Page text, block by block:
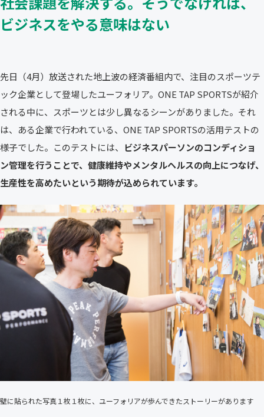
ビジネスをやる意味はない
先日（4月）放送された地上波の経済番組内で、注目のスポーツテ
ック企業として登場したユーフォリア。ONE TAP SPORTSが紹介
される中に、スポーツとは少し異なるシーンがありました。それ
は、ある企業で行われている、ONE TAP SPORTSの活用テストの
様子でした。このテストには、 ビジネスパーソンのコンディショ
ン管理を行うことで、健康維持やメンタルヘルスの向上につなげ、
生産性を高めたいという期待が込められています。
壁に貼られた写真１枚１枚に、ユーフォリアが歩んできたストーリーがあります